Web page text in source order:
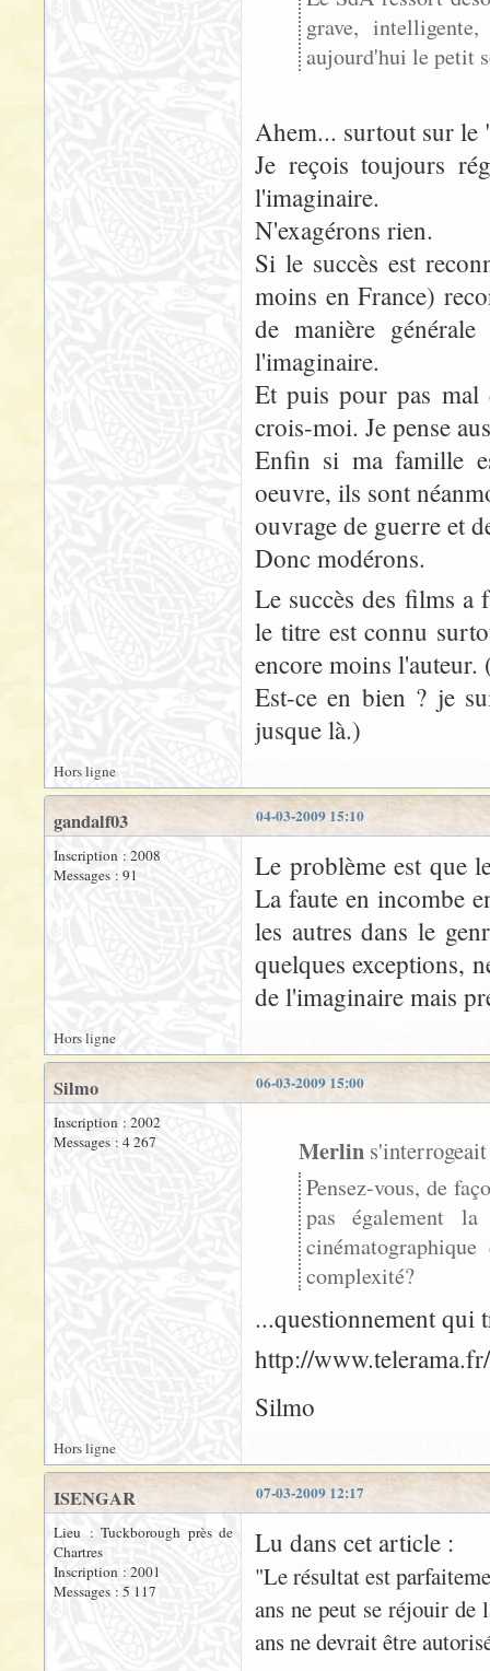
grave,
aujourd'hui le petit
Ahem... surtout sur le
Je reçois toujours
l'imaginaire.
N'exagérons rien.
Si le succès est
moins en France)
de manière
l'imaginaire.
Et puis pour pas
crois-moi. Je pense
Enfin si ma famille
oeuvre, ils sont
ouvrage de guerre et
Donc modérons.
Le succès des films a
le titre est connu
encore moins
Est-ce en bien ? je
jusque là.)
Hors ligne
04-03-2009 15:10
gandalf03
Inscription : 2008
Messages : 91
Le problème est que
La faute en incombe
les autres dans le
quelques exceptions,
de l'imaginaire mais
Hors ligne
06-03-2009 15:00
Silmo
Inscription : 2002
Messages : 4 267
Merlin
Pensez-vous, de
pas également
complexité?
...questionnement qui
http://
Silmo
Hors ligne
07-03-2009 12:17
ISENGAR
Lieu : Tuckborough près de
Chartres
Inscription : 2001
Messages : 5 117
Lu dans cet article :
"Le résultat est
ans ne peut se réjouir de
ans ne devrait être